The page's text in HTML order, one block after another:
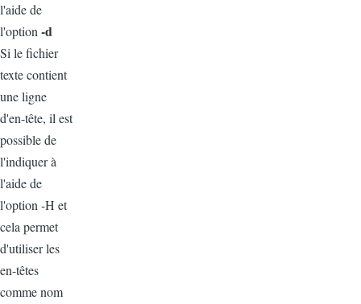
l'aide de
l'option -d
Si le fichier
texte contient
une ligne
d'en-tête, il est
possible de
l'indiquer à
l'aide de
l'option -H et
cela permet
d'utiliser les
en-têtes
comme nom